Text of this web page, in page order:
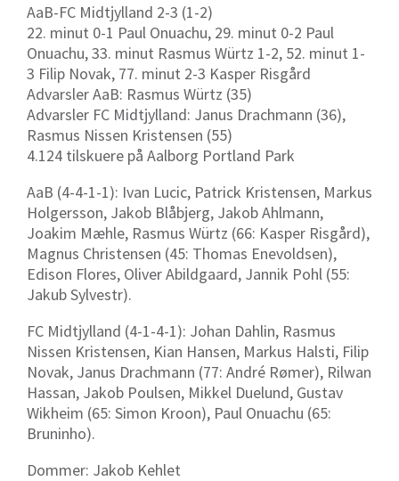
AaB-FC Midtjylland 2-3 (1-2)
22. minut 0-1 Paul Onuachu, 29. minut 0-2 Paul
Onuachu, 33. minut Rasmus Würtz 1-2, 52. minut 1-
3 Filip Novak, 77. minut 2-3 Kasper Risgård
Advarsler AaB: Rasmus Würtz (35)
Advarsler FC Midtjylland: Janus Drachmann (36),
Rasmus Nissen Kristensen (55)
4.124 tilskuere på Aalborg Portland Park
AaB (4-4-1-1): Ivan Lucic, Patrick Kristensen, Markus
Holgersson, Jakob Blåbjerg, Jakob Ahlmann,
Joakim Mæhle, Rasmus Würtz (66: Kasper Risgård),
Magnus Christensen (45: Thomas Enevoldsen),
Edison Flores, Oliver Abildgaard, Jannik Pohl (55:
Jakub Sylvestr).
FC Midtjylland (4-1-4-1): Johan Dahlin, Rasmus
Nissen Kristensen, Kian Hansen, Markus Halsti, Filip
Novak, Janus Drachmann (77: André Rømer), Rilwan
Hassan, Jakob Poulsen, Mikkel Duelund, Gustav
Wikheim (65: Simon Kroon), Paul Onuachu (65:
Bruninho).
Dommer: Jakob Kehlet